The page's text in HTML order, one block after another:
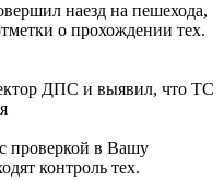
наезд на пешехода,
о прохождении тех.
ДПС и выявил, что ТС
проверкой в Вашу
контроль тех.